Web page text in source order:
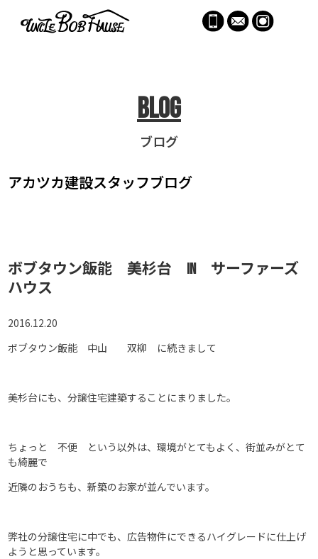
Blog
ブログ
アカツカ建設スタッフブログ
ボブタウン飯能 美杉台 in サーファーズ
ハウス
2016.12.20
ボブタウン飯能 中山 双柳 に続きまして
美杉台にも、分譲住宅建築することにまりました。
ちょっと 不便 という以外は、環境がとてもよく、街並みがとて
も綺麗で
近隣のおうちも、新築のお家が並んでいます。
弊社の分譲住宅に中でも、広告物件にできるハイグレードに仕上げ
ようと思っています。